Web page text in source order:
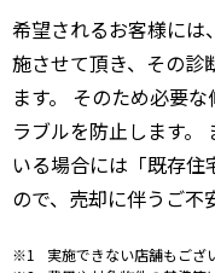
希望されるお客様には
施させて頂き、その診
ます。 そのため必要
ラブルを防止します。
いる場合には「既存
ので、売却に伴うご不
実施できない店舗もござ